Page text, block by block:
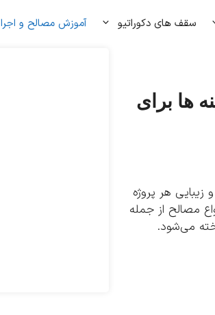
سقف های دکوراتیو آموزش مصالح و اجرا
ها برای
هر پروژه
مصالح از جمله
می‌شود.